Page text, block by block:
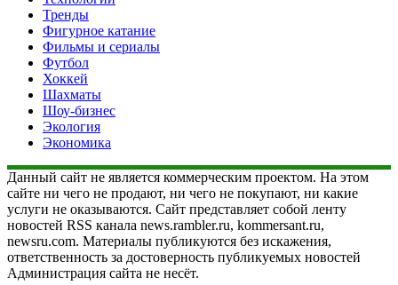
Тренды
Фигурное катание
Фильмы и сериалы
Футбол
Хоккей
Шахматы
Шоу-бизнес
Экология
Экономика
Данный сайт не является коммерческим проектом. На этом
сайте ни чего не продают, ни чего не покупают, ни какие
услуги не оказываются. Сайт представляет собой ленту
новостей RSS канала news.rambler.ru, kommersant.ru,
newsru.com. Материалы публикуются без искажения,
ответственность за достоверность публикуемых новостей
Администрация сайта не несёт.